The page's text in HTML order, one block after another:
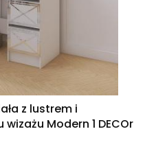
z lustrem i
Modern 1 DECOr